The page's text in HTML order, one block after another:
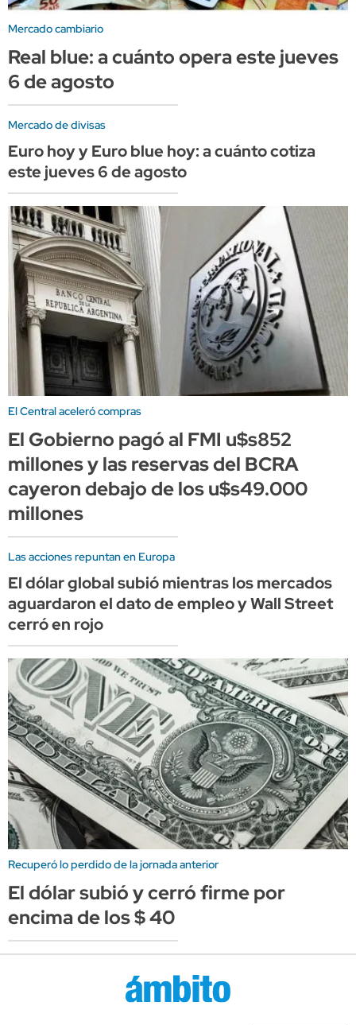
Mercado cambiario
Real blue: a cuánto opera este jueves
6 de agosto
Mercado de divisas
Euro hoy y Euro blue hoy: a cuánto cotiza
este jueves 6 de agosto
El Central aceleró compras
El Gobierno pagó al FMI u$s852
millones y las reservas del BCRA
cayeron debajo de los u$s49.000
millones
Las acciones repuntan en Europa
El dólar global subió mientras los mercados
aguardaron el dato de empleo y Wall Street
cerró en rojo
Recuperó lo perdido de la jornada anterior
El dólar subió y cerró firme por
encima de los $ 40